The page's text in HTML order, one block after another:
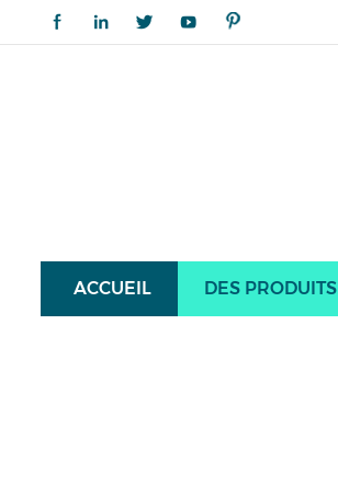
ACCUEIL DES PRODUITS